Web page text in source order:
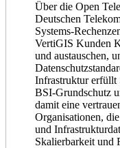
Über die Open
Deutschen
Systems-
VertiGIS Kunden
und austauschen,
Infrastruktur erfüllt
BSI-Grundschutz
damit eine
Organisationen,
und
Skalierbarkeit und